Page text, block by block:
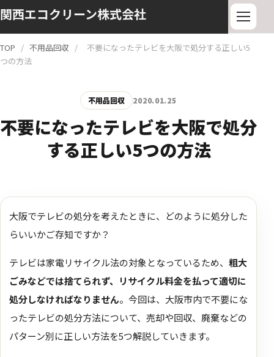
関西エコクリーン株式会社
TOP / 不用品回収 /
不要になったテレビを大阪で処分する正しい5
つの方法
不用品回収 2020.01.25
不要になったテレビを大阪で処分
する正しい5つの方法
大阪でテレビの処分を考えたときに、どのように処分した
らいいかご存知ですか？
テレビは家電リサイクル法の対象となっているため、 粗大
ごみなどでは捨てられず、リサイクル料金を払って適切に
処分しなければなりません。 今回は、大阪市内で不要にな
ったテレビの処分方法について、売却や回収、廃棄などの
パターン別に正しい方法を5つ解説していきます。